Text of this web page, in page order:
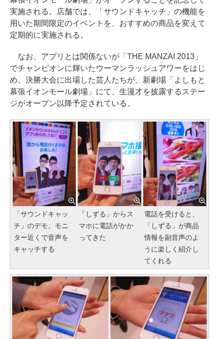
実施される。店舗では、「サウンドキャッチ」の機能を
用いた期間限定のイベントを、おすすめの商品を変えて
定期的に実施される。
なお、アプリとは関係ないが「THE MANZAI 2013」
でチャンピオンに輝いたウーマンラッシュアワーをはじ
め、決勝大会に出場した芸人たちが、新劇場「よしもと
幕張イオンモール劇場」にて、生漫才を披露するステー
ジがオープン以降予定されている。
「サウンドキャッ
チ」のデモ。モニ
ター近くで音声を
キャッチする
「しずる」からス
マホに電話がかか
ってきた
電話を受けると、
「しずる」が商品
情報を副音声のよ
うに楽しく紹介し
てくれる